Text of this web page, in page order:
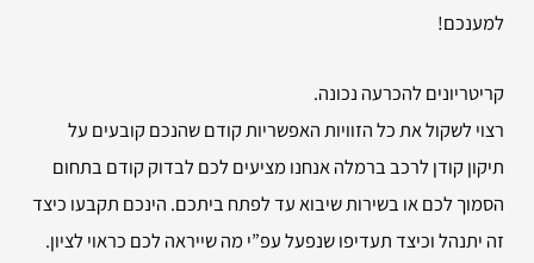
למענכם!
קריטריונים להכרעה נכונה.
רצוי לשקול את כל הזוויות האפשריות קודם שהנכם קובעים על
תיקון קודן לרכב ברמלה אנחנו מציעים לכם לבדוק קודם בתחום
הסמוך לכם או בשירות שיבוא עד לפתח ביתכם. הינכם תקבעו כיצד
זה יתנהל וכיצד תעדיפו שנפעל עפ”י מה שייראה לכם כראוי לציון.